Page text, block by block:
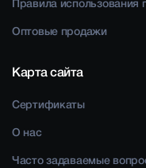
Правила использования
Оптовые продажи
Карта сайта
Сертификаты
О нас
Часто задаваемые